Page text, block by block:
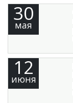
30
мая
12
июня